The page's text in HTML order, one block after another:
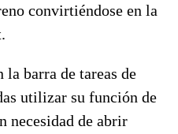
convirtiéndose en la
la barra de tareas de
utilizar su función de
necesidad de abrir